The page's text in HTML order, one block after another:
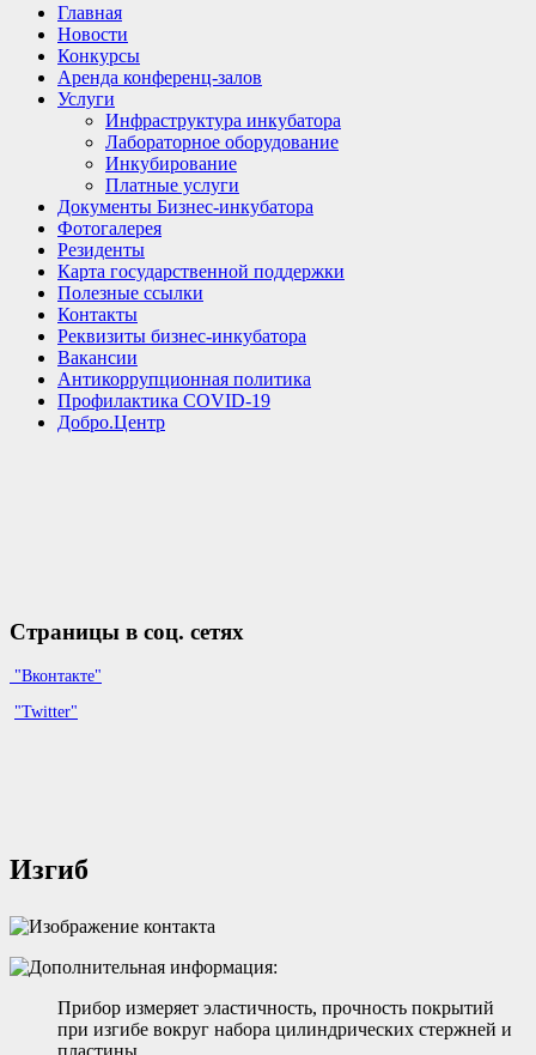
Главная
Новости
Конкурсы
Аренда конференц-залов
Услуги
Инфраструктура инкубатора
Лабораторное оборудование
Инкубирование
Платные услуги
Документы Бизнес-инкубатора
Фотогалерея
Резиденты
Карта государственной поддержки
Полезные ссылки
Контакты
Реквизиты бизнес-инкубатора
Вакансии
Антикоррупционная политика
Профилактика COVID-19
Добро.Центр
Страницы в соц. сетях
"Вконтакте"
"Twitter"
Изгиб
Прибор измеряет эластичность, прочность покрытий
при изгибе вокруг набора цилиндрических стержней и
пластины.